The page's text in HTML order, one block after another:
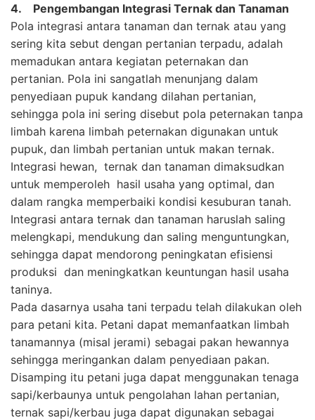
4. Pengembangan Integrasi Ternak dan Tanaman
Pola integrasi antara tanaman dan ternak atau yang
sering kita sebut dengan pertanian terpadu, adalah
memadukan antara kegiatan peternakan dan
pertanian. Pola ini sangatlah menunjang dalam
penyediaan pupuk kandang dilahan pertanian,
sehingga pola ini sering disebut pola peternakan tanpa
limbah karena limbah peternakan digunakan untuk
pupuk, dan limbah pertanian untuk makan ternak.
Integrasi hewan, ternak dan tanaman dimaksudkan
untuk memperoleh hasil usaha yang optimal, dan
dalam rangka memperbaiki kondisi kesuburan tanah.
Integrasi antara ternak dan tanaman haruslah saling
melengkapi, mendukung dan saling menguntungkan,
sehingga dapat mendorong peningkatan efisiensi
produksi dan meningkatkan keuntungan hasil usaha
taninya.
Pada dasarnya usaha tani terpadu telah dilakukan oleh
para petani kita. Petani dapat memanfaatkan limbah
tanamannya (misal jerami) sebagai pakan hewannya
sehingga meringankan dalam penyediaan pakan.
Disamping itu petani juga dapat menggunakan tenaga
sapi/kerbaunya untuk pengolahan lahan pertanian,
ternak sapi/kerbau juga dapat digunakan sebagai